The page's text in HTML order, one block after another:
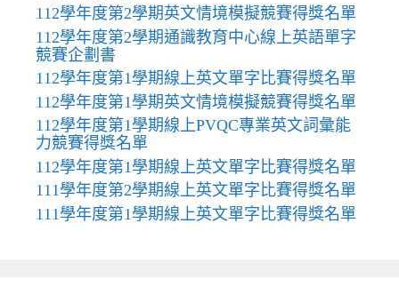
112學年度第2學期英文情境模擬競賽得獎名單
112學年度第2學期通識教育中心線上英語單字
競賽企劃書
112學年度第1學期線上英文單字比賽得獎名單
112學年度第1學期英文情境模擬競賽得獎名單
112學年度第1學期線上PVQC專業英文詞彙能
力競賽得獎名單
112學年度第1學期線上英文單字比賽得獎名單
111學年度第2學期線上英文單字比賽得獎名單
111學年度第1學期線上英文單字比賽得獎名單